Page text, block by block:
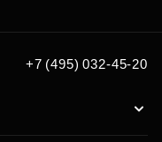
+7 (495) 032-45-20